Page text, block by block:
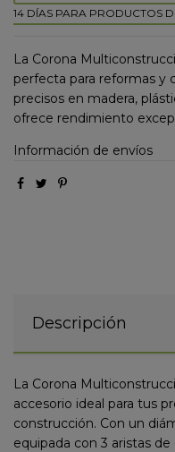
14 DÍAS PARA PRODUCTOS
La Corona
perfecta para reformas y
precisos en madera,
ofrece rendimiento
Información de envíos
Descripción
La Corona
accesorio ideal para tus
construcción. Con un
equipada con 3 aristas